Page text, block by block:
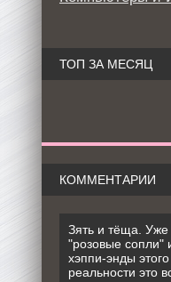
ТОП ЗА МЕСЯЦ
КОММЕНТАРИИ
Зять и тёща. Уже
"розовые сопли"
хэппи-энды
реальности это